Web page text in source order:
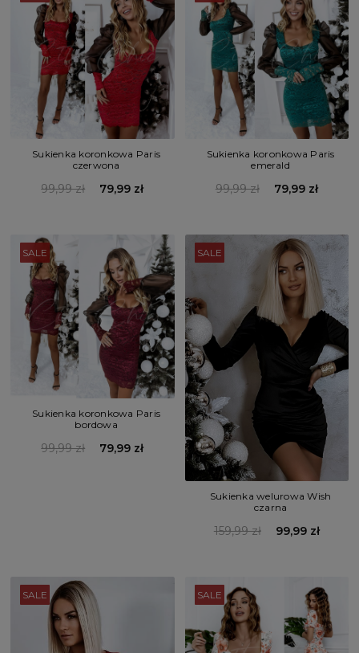
Sukienka koronkowa Paris
czerwona
99,99 zł 79,99 zł
Sukienka koronkowa Paris
emerald
99,99 zł 79,99 zł
SALE
Sukienka koronkowa Paris
bordowa
99,99 zł 79,99 zł
SALE
Sukienka welurowa Wish
czarna
159,99 zł 99,99 zł
SALE SALE